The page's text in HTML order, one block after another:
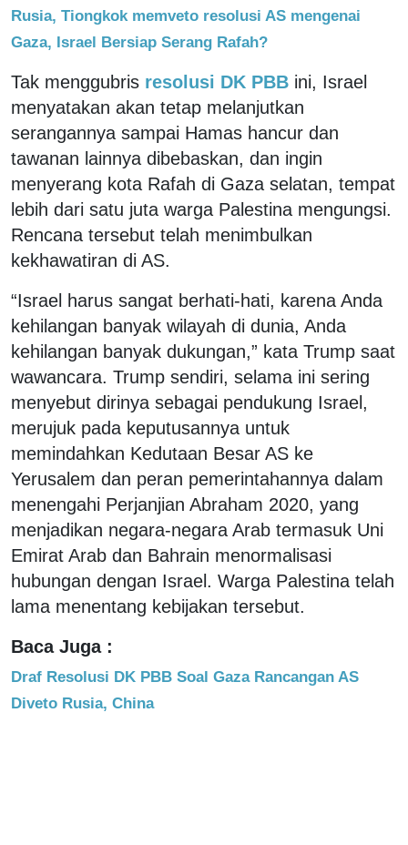
Rusia, Tiongkok memveto resolusi AS mengenai
Gaza, Israel Bersiap Serang Rafah?
Tak menggubris resolusi DK PBB ini, Israel
menyatakan akan tetap melanjutkan
serangannya sampai Hamas hancur dan
tawanan lainnya dibebaskan, dan ingin
menyerang kota Rafah di Gaza selatan, tempat
lebih dari satu juta warga Palestina mengungsi.
Rencana tersebut telah menimbulkan
kekhawatiran di AS.
“Israel harus sangat berhati-hati, karena Anda
kehilangan banyak wilayah di dunia, Anda
kehilangan banyak dukungan,” kata Trump saat
wawancara. Trump sendiri, selama ini sering
menyebut dirinya sebagai pendukung Israel,
merujuk pada keputusannya untuk
memindahkan Kedutaan Besar AS ke
Yerusalem dan peran pemerintahannya dalam
menengahi Perjanjian Abraham 2020, yang
menjadikan negara-negara Arab termasuk Uni
Emirat Arab dan Bahrain menormalisasi
hubungan dengan Israel. Warga Palestina telah
lama menentang kebijakan tersebut.
Baca Juga :
Draf Resolusi DK PBB Soal Gaza Rancangan AS
Diveto Rusia, China